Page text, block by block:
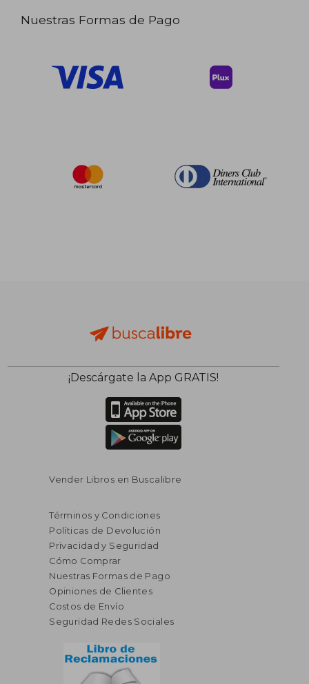
Nuestras Formas de Pago
¡Descárgate la App GRATIS!
Vender Libros en Buscalibre
Términos y Condiciones
Políticas de Devolución
Privacidad y Seguridad
Cómo Comprar
Nuestras Formas de Pago
Opiniones de Clientes
Costos de Envío
Seguridad Redes Sociales